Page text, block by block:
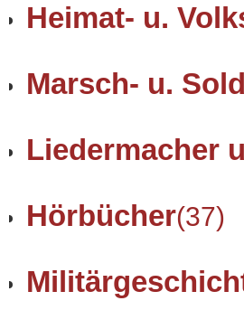
Heimat- u.
Marsch- u.
Liedermacher
Hörbücher(37)